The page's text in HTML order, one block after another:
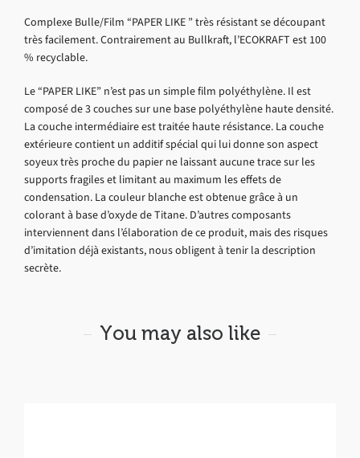
Complexe Bulle/Film “PAPER LIKE ” très résistant se découpant
très facilement. Contrairement au Bullkraft, l’ECOKRAFT est 100
% recyclable.
Le “PAPER LIKE” n’est pas un simple film polyéthylène. Il est
composé de 3 couches sur une base polyéthylène haute densité.
La couche intermédiaire est traitée haute résistance. La couche
extérieure contient un additif spécial qui lui donne son aspect
soyeux très proche du papier ne laissant aucune trace sur les
supports fragiles et limitant au maximum les effets de
condensation. La couleur blanche est obtenue grâce à un
colorant à base d’oxyde de Titane. D’autres composants
interviennent dans l’élaboration de ce produit, mais des risques
d’imitation déjà existants, nous obligent à tenir la description
secrète.
You may also like